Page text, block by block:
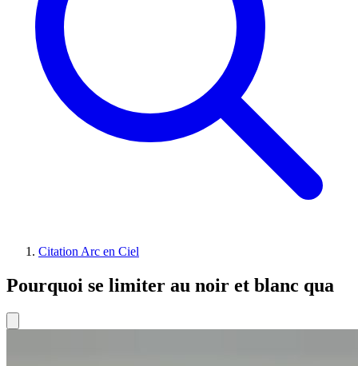
Citation Arc en Ciel
Pourquoi se limiter au noir et blanc qua